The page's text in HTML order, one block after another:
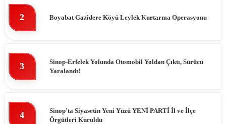
2 Boyabat Gazidere Köyü Leylek Kurtarma Operasyonu
3
Sinop-Erfelek Yolunda Otomobil Yoldan Çıktı, Sürücü
Yaralandı!
4
Sinop’ta Siyasetin Yeni Yüzü YENİ PARTİ İl ve İlçe
Örgütleri Kuruldu